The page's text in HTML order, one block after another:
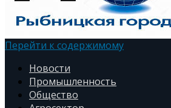
Перейти к содержимому
Новости
Промышленность
Общество